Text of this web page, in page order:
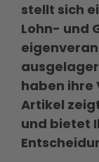
stellt sich
Lohn- und
haben ihre
Artikel
und bietet